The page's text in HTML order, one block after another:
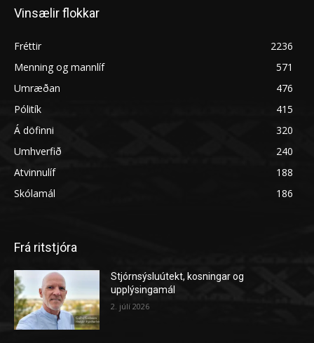
Vinsælir flokkar
Fréttir
2236
Menning og mannlíf
571
Umræðan
476
Pólitík
415
Á döfinni
320
Umhverfið
240
Atvinnulíf
188
Skólamál
186
Frá ritstjóra
Stjórnsýsluútekt, kosningar og
upplýsingamál
2. júlí 2026